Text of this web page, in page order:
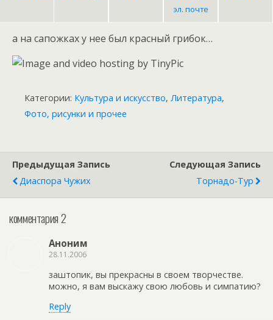
эл. почте
а на сапожках у нее был красный грибок…
Категории: Культура и искусство, Литература,
Фото, рисунки и прочее
Предыдущая Запись
Диаспора Чужих
Следующая Запись
Торнадо-Тур
комментария 2
Аноним
28.11.2006
заштопик, вы прекрасны в своем творчестве.
можно, я вам выскажу свою любовь и симпатию?
Reply